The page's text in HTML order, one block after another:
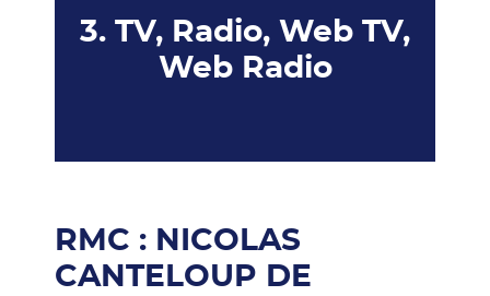
3. TV, Radio, Web TV,
Web Radio
RMC : NICOLAS
CANTELOUP DE